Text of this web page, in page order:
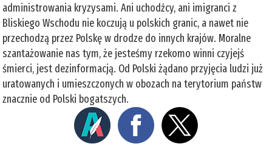
administrowania kryzysami. Ani uchodźcy, ani imigranci z
Bliskiego Wschodu nie koczują u polskich granic, a nawet nie
przechodzą przez Polskę w drodze do innych krajów. Moralne
szantażowanie nas tym, że jesteśmy rzekomo winni czyjejś
śmierci, jest dezinformacją. Od Polski żądano przyjęcia ludzi już
uratowanych i umieszczonych w obozach na terytorium państw
znacznie od Polski bogatszych.